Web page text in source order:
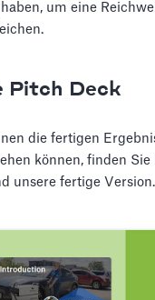
um eine
Pitch Deck
die fertigen
können, finden Sie
unsere fertige Version.